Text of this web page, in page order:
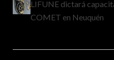
LIFUNE dictará
COMET en Neuquén